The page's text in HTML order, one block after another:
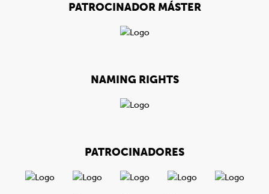
PATROCINADOR MÁSTER
NAMING RIGHTS
PATROCINADORES